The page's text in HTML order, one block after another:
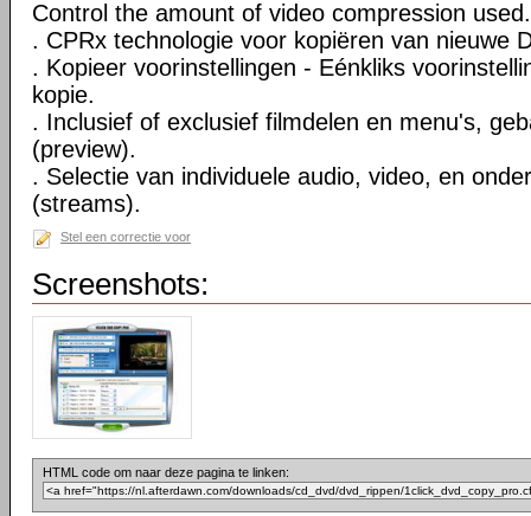
Control the amount of video compression used.
. CPRx technologie voor kopiëren van nieuwe
. Kopieer voorinstellingen - Eénkliks
kopie.
. Inclusief of exclusief filmdelen en menu's,
(preview).
. Selectie van individuele audio, video, en
(streams).
Stel een correctie voor
Screenshots:
HTML code om naar deze pagina te linken: